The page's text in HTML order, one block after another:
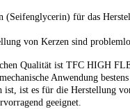
(Seifenglycerin) für das
von Kerzen sind
Qualität ist TFC HIGH
Anwendung
ist, ist es für die Herstellung
geeignet.